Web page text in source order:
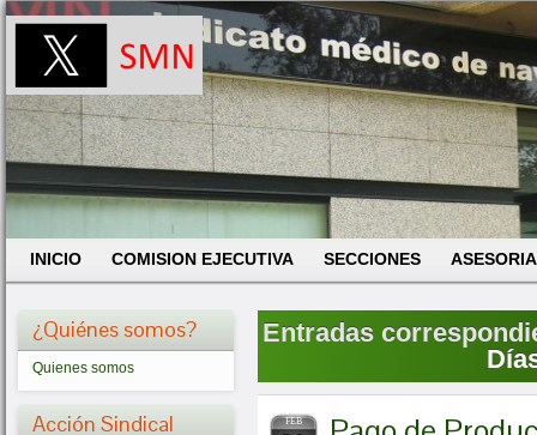
INICIO COMISION EJECUTIVA SECCIONES
¿Quiénes somos?
Quienes somos
Acción Sindical
Entradas
FEB